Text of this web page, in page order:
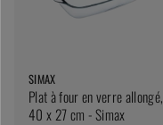
SIMAX
Plat à four en verre allongé,
40 x 27 cm - Simax